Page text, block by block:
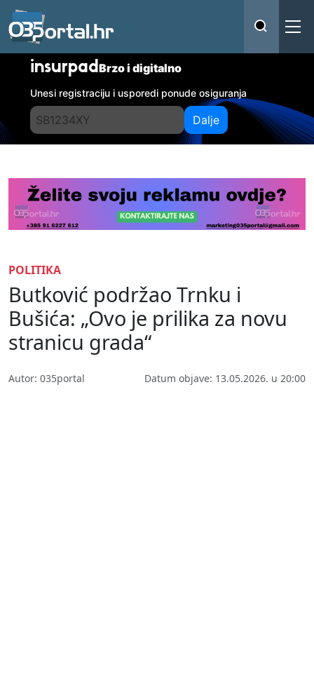
insurpadBrzo i digitalno
Unesi registraciju i usporedi ponude osiguranja
Dalje
POLITIKA
Butković podržao Trnku i
Bušića: „Ovo je prilika za novu
stranicu grada“
Autor: 035portal Datum objave: 13.05.2026. u 20:00